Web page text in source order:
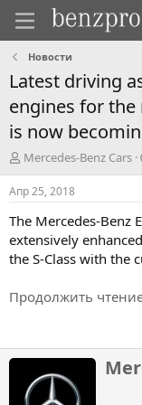
Новости
Latest driving
engines for the
is now
А
в
т
о
р
т
е
Mercedes-Benz Cars
Апр 25, 2018
The Mercedes-Benz
extensively
the S-Class with the
Продолжить
Н
а